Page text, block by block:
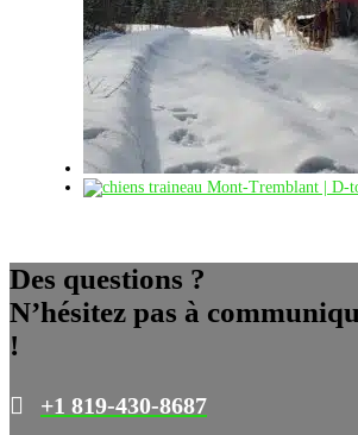
Des questions ?
N’hésitez pas à
!
+1 819-430-8687